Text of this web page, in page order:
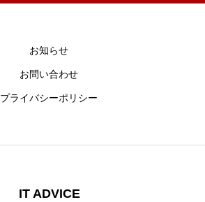
お知らせ
お問い合わせ
プライバシーポリシー
IT ADVICE